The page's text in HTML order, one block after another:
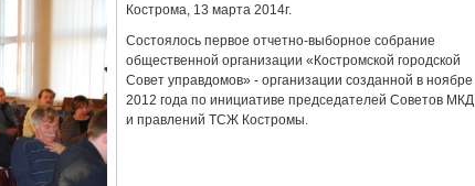
Кострома, 13 марта 2014г.
Состоялось первое отчетно-выборное собрание
общественной организации «Костромской городской
Совет управдомов» - организации созданной в ноябре
2012 года по инициативе председателей Советов МКД
и правлений ТСЖ Костромы.